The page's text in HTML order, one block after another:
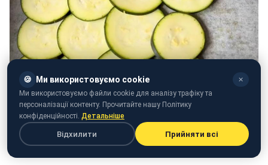
🍪 Ми використовуємо cookie ✕
Ми використовуємо файли cookie для аналізу трафіку та
персоналізації контенту. Прочитайте нашу Політику
конфіденційності. Детальніше
Відхилити Прийняти всі